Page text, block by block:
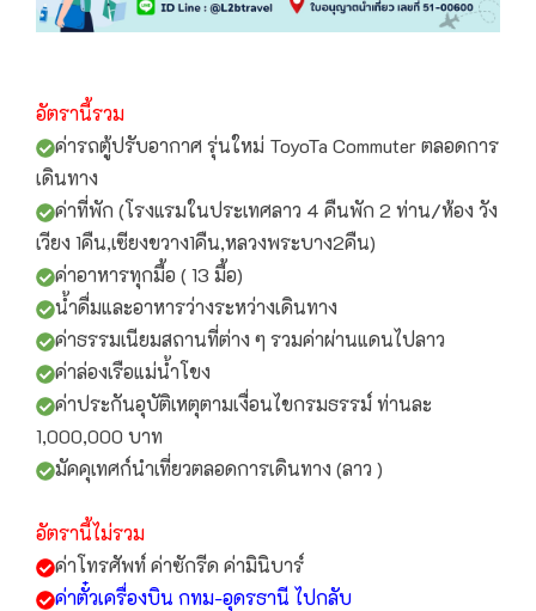
อัตรานี้รวม
ค่ารถตู้ปรับอากาศ รุ่นใหม่ ToyoTa Commuter ตลอดการ
เดินทาง
ค่าที่พัก (โรงแรมในประเทศลาว 4 คืนพัก 2 ท่าน/ห้อง วัง
เวียง 1คืน,เซียงขวาง1คืน,หลวงพระบาง2คืน)
ค่าอาหารทุกมื้อ ( 13 มื้อ)
น้ำดื่มและอาหารว่างระหว่างเดินทาง
ค่าธรรมเนียมสถานที่ต่าง ๆ รวมค่าผ่านแดนไปลาว
ค่าล่องเรือแม่น้ำโขง
ค่าประกันอุบัติเหตุตามเงื่อนไขกรมธรรม์ ท่านละ
1,000,000 บาท
มัคคุเทศก์นำเที่ยวตลอดการเดินทาง (ลาว )
อัตรานี้ไม่รวม
ค่าโทรศัพท์ ค่าซักรีด ค่ามินิบาร์
ค่าตั๋วเครื่องบิน กทม-อุดรธานี ไปกลับ